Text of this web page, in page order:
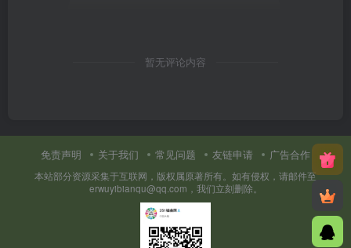
暂无评论内容
免责声明 关于我们 常见问题 友链申请 广告合作
本站部分资源采集于互联网，版权属原著所有。如有侵权，请邮件至
erwuyibianqu@qq.com，我们立刻删除。